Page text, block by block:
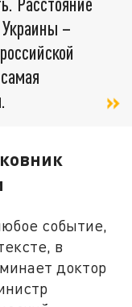
–
событие,
в
доктор